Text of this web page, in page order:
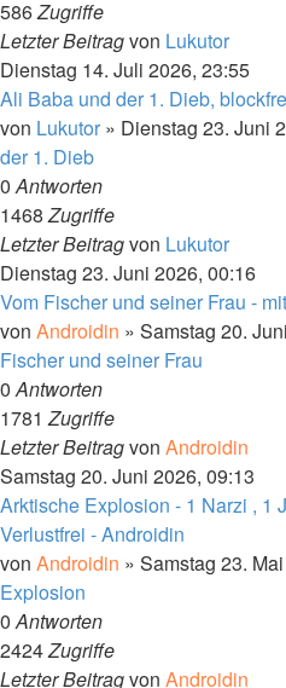
586Zugriffe
Letzter Beitragvon Lukutor
Dienstag 14. Juli 2026, 23:55
Ali Baba und der 1. Dieb,
von Lukutor » Dienstag 23. Juni
der 1. Dieb
0Antworten
1468Zugriffe
Letzter Beitragvon Lukutor
Dienstag 23. Juni 2026, 00:16
Vom Fischer und seiner Frau -
von Androidin » Samstag 20.
Fischer und seiner Frau
0Antworten
1781Zugriffe
Letzter Beitragvon Androidin
Samstag 20. Juni 2026, 09:13
Arktische Explosion - 1 Narzi , 1
Verlustfrei - Androidin
von Androidin » Samstag 23.
Explosion
0Antworten
2424Zugriffe
Letzter Beitragvon Androidin